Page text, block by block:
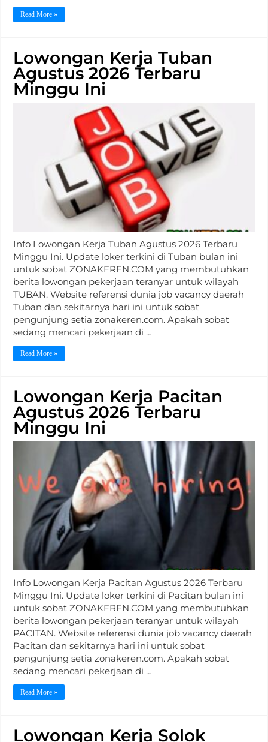
Read More »
Lowongan Kerja Tuban
Agustus 2026 Terbaru
Minggu Ini
Info Lowongan Kerja Tuban Agustus 2026 Terbaru
Minggu Ini. Update loker terkini di Tuban bulan ini
untuk sobat ZONAKEREN.COM yang membutuhkan
berita lowongan pekerjaan teranyar untuk wilayah
TUBAN. Website referensi dunia job vacancy daerah
Tuban dan sekitarnya hari ini untuk sobat
pengunjung setia zonakeren.com. Apakah sobat
sedang mencari pekerjaan di …
Read More »
Lowongan Kerja Pacitan
Agustus 2026 Terbaru
Minggu Ini
Info Lowongan Kerja Pacitan Agustus 2026 Terbaru
Minggu Ini. Update loker terkini di Pacitan bulan ini
untuk sobat ZONAKEREN.COM yang membutuhkan
berita lowongan pekerjaan teranyar untuk wilayah
PACITAN. Website referensi dunia job vacancy daerah
Pacitan dan sekitarnya hari ini untuk sobat
pengunjung setia zonakeren.com. Apakah sobat
sedang mencari pekerjaan di …
Read More »
Lowongan Kerja Solok